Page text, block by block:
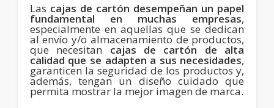
Las cajas de cartón desempeñan un papel
fundamental en muchas empresas,
especialmente en aquellas que se dedican
al envío y/o almacenamiento de productos,
que necesitan cajas de cartón de alta
calidad que se adapten a sus necesidades,
garanticen la seguridad de los productos y,
además, tengan un diseño cuidado que
permita mostrar la mejor imagen de marca.